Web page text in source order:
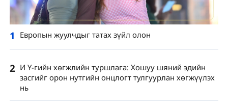
1 Европын жуулчдыг татах зүйл олон
2 И Ү-гийн хөгжлийн туршлага: Хошуу шяний эдийн
засгийг орон нутгийн онцлогт тулгуурлан хөгжүүлэх
нь